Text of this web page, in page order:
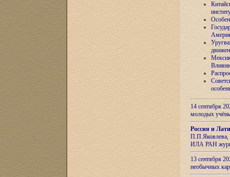
14 сентября
молодых
Россия и
П.П.Яковлева,
ИЛА РАН
13 сентября
необычных